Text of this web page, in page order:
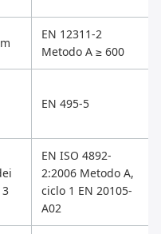
EN 12311-2
Metodo A ≥ 600
EN 495-5
EN ISO 4892-
2:2006 Metodo A,
ciclo 1 EN 20105-
A02